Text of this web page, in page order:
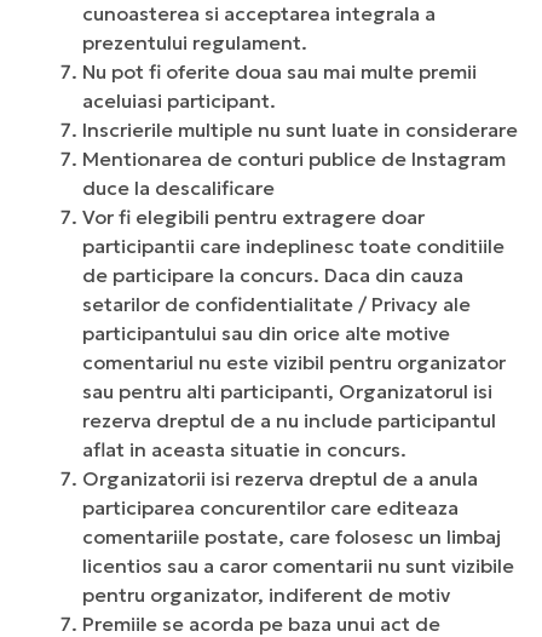
cunoasterea si acceptarea integrala a
prezentului regulament.
Nu pot fi oferite doua sau mai multe premii
aceluiasi participant.
Inscrierile multiple nu sunt luate in considerare
Mentionarea de conturi publice de Instagram
duce la descalificare
Vor fi elegibili pentru extragere doar
participantii care indeplinesc toate conditiile
de participare la concurs. Daca din cauza
setarilor de confidentialitate / Privacy ale
participantului sau din orice alte motive
comentariul nu este vizibil pentru organizator
sau pentru alti participanti, Organizatorul isi
rezerva dreptul de a nu include participantul
aflat in aceasta situatie in concurs.
Organizatorii isi rezerva dreptul de a anula
participarea concurentilor care editeaza
comentariile postate, care folosesc un limbaj
licentios sau a caror comentarii nu sunt vizibile
pentru organizator, indiferent de motiv
Premiile se acorda pe baza unui act de